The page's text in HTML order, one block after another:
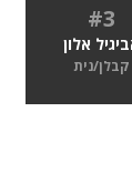
#3
אלון
קבלן/נית